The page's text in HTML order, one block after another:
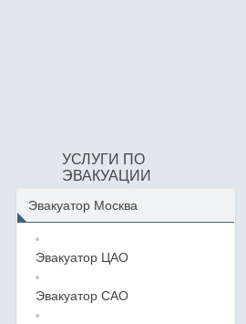
УСЛУГИ ПО
ЭВАКУАЦИИ
Эвакуатор Москва
Эвакуатор ЦАО
Эвакуатор САО